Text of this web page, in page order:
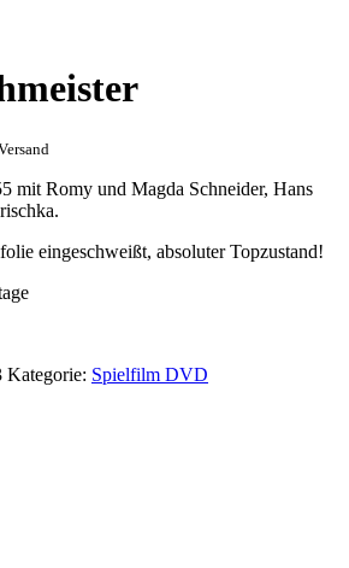
mit Romy und Magda Schneider, Hans
eingeschweißt, absoluter Topzustand!
Kategorie: Spielfilm DVD